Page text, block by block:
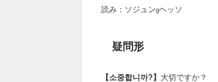
読み：ソジュンgヘッソ
疑問形
【소중합니까?】 大切ですか？